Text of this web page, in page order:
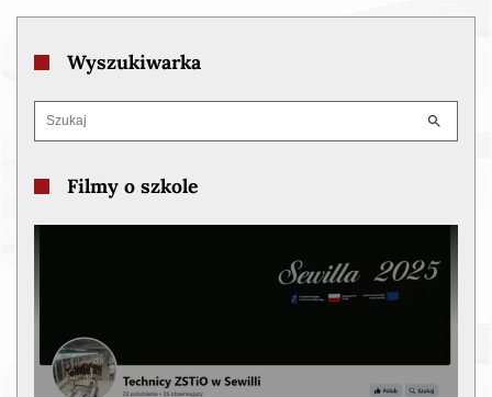
Wyszukiwarka
Filmy o szkole